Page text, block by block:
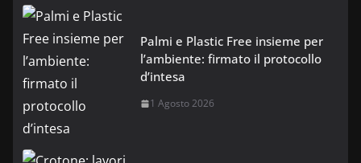
Palmi e Plastic Free insieme per
l’ambiente: firmato il protocollo
d’intesa
1 Agosto 2026